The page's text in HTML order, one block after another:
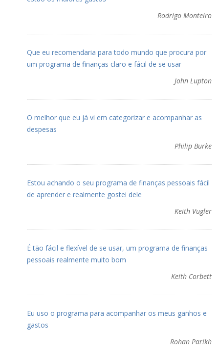
Rodrigo Monteiro
Que eu recomendaria para todo mundo que procura por
um programa de finanças claro e fácil de se usar
John Lupton
O melhor que eu já vi em categorizar e acompanhar as
despesas
Philip Burke
Estou achando o seu programa de finanças pessoais fácil
de aprender e realmente gostei dele
Keith Vugler
É tão fácil e flexível de se usar, um programa de finanças
pessoais realmente muito bom
Keith Corbett
Eu uso o programa para acompanhar os meus ganhos e
gastos
Rohan Parikh